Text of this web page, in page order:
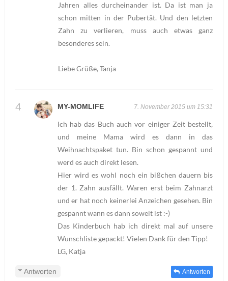
Jahren alles durcheinander ist. Da ist man ja
schon mitten in der Pubertät. Und den letzten
Zahn zu verlieren, muss auch etwas ganz
besonderes sein.
Liebe Grüße, Tanja
MY-MOMLIFE 7. November 2015 um 15:31
Ich hab das Buch auch vor einiger Zeit bestellt,
und meine Mama wird es dann in das
Weihnachtspaket tun. Bin schon gespannt und
werd es auch direkt lesen.
Hier wird es wohl noch ein bißchen dauern bis
der 1. Zahn ausfällt. Waren erst beim Zahnarzt
und er hat noch keinerlei Anzeichen gesehen. Bin
gespannt wann es dann soweit ist :-)
Das Kinderbuch hab ich direkt mal auf unsere
Wunschliste gepackt! Vielen Dank für den Tipp!
LG, Katja
Antworten
Antworten